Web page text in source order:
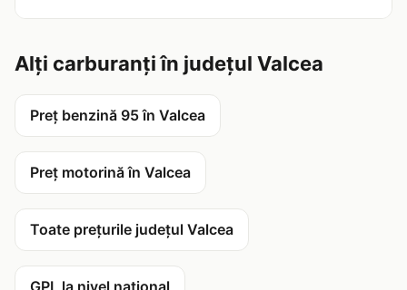
Alți carburanți în județul Valcea
Preț benzină 95 în Valcea
Preț motorină în Valcea
Toate prețurile județul Valcea
GPL la nivel național